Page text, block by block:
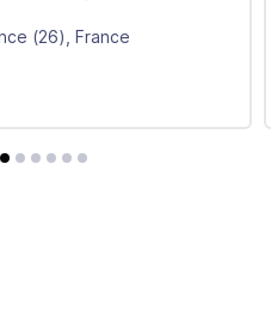
(26) , France
avisavisavisavisavisavis